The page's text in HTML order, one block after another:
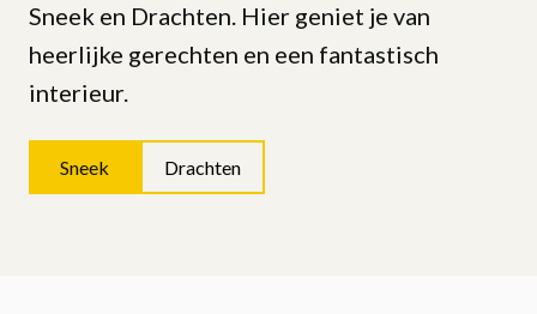
Sneek en Drachten. Hier geniet je van
heerlijke gerechten en een fantastisch
interieur.
Sneek Drachten